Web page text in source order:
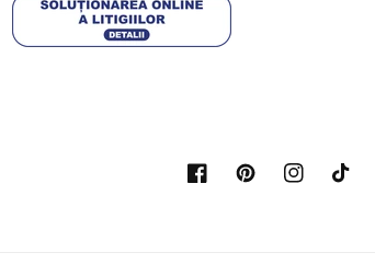
FacebookPinterestInstagramTikTok